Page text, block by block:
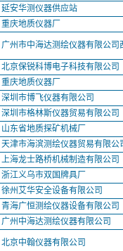
延安华测仪器供应站
重庆地质仪器厂
广州市中海达测绘仪器有限公
北京保锐科博电子科技有限公司
重庆地质仪器厂
深圳市博飞仪器有限公司
深圳市格林斯仪器贸易有限公司
山东省地质探矿机械厂
天津市海滨测绘仪器贸易有限公
上海龙士路桥机械制造有限公司
浙江义乌市双国牌具厂
徐州艾华安全设备有限公司
青海广恒测绘仪器设备有限公司
广州中海达测绘仪器有限公司
北京中翰仪器有限公司